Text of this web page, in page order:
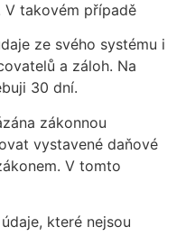
takovém případě
ze svého systému i
a záloh. Na
30 dní.
zákonnou
vystavené daňové
V tomto
které nejsou